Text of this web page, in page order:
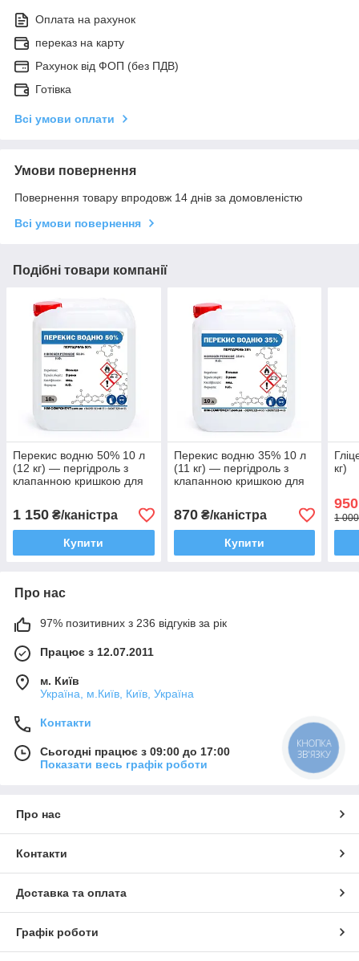
Оплата на рахунок
переказ на карту
Рахунок від ФОП (без ПДВ)
Готівка
Всі умови оплати
Умови повернення
Повернення товару впродовж 14 днів за домовленістю
Всі умови повернення
Подібні товари компанії
Перекис водню 50% 10 л
(12 кг) — пергідроль з
клапанною кришкою для
1 150 ₴/каністра
Купити
Перекис водню 35% 10 л
(11 кг) — пергідроль з
клапанною кришкою для
870₴/каністра
Купити
кг)
950
1
Про нас
97% позитивних з 236 відгуків за рік
Працює з 12.07.2011
м. Київ
Україна, м.Київ, Київ, Україна
Контакти
Сьогодні працює з 09:00 до 17:00
Показати весь графік роботи
Про нас
Контакти
Доставка та оплата
Графік роботи
КНОПКА
ЗВ'ЯЗКУ